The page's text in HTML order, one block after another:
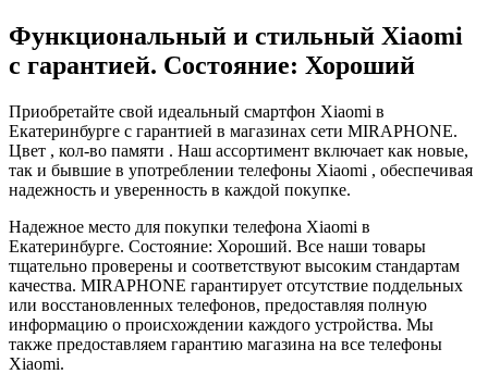
Функциональный и стильный Xiaomi
с гарантией. Состояние: Хороший
Приобретайте свой идеальный смартфон Xiaomi в
Екатеринбурге с гарантией в магазинах сети MIRAPHONE.
Цвет , кол-во памяти . Наш ассортимент включает как новые,
так и бывшие в употреблении телефоны Xiaomi , обеспечивая
надежность и уверенность в каждой покупке.
Надежное место для покупки телефона Xiaomi в
Екатеринбурге. Состояние: Хороший. Все наши товары
тщательно проверены и соответствуют высоким стандартам
качества. MIRAPHONE гарантирует отсутствие поддельных
или восстановленных телефонов, предоставляя полную
информацию о происхождении каждого устройства. Мы
также предоставляем гарантию магазина на все телефоны
Xiaomi.